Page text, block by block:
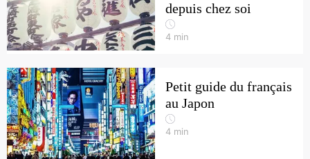
depuis chez soi
4 min
Petit guide du français
au Japon
4 min